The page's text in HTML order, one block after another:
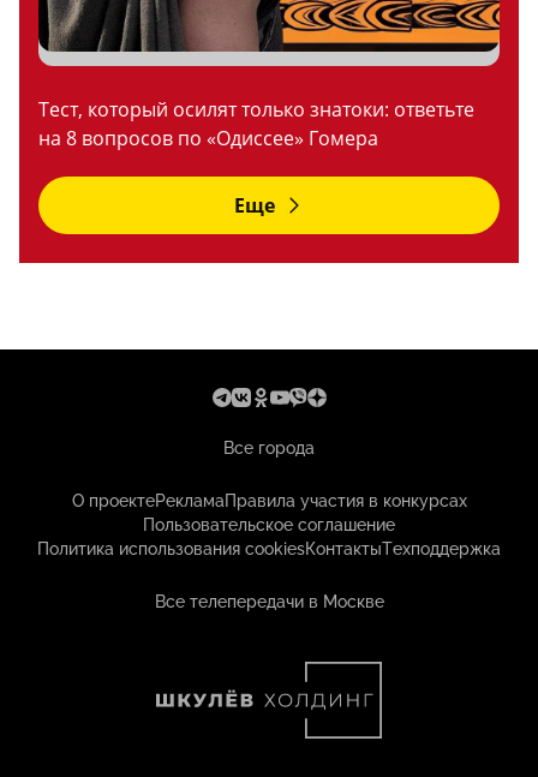
Тест, который осилят только знатоки: ответьте
на 8 вопросов по «Одиссее» Гомера
Еще
Все города
О проектеРекламаПравила участия в конкурсах
Пользовательское соглашение
Политика использования cookiesКонтактыТехподдержка
Все телепередачи в Москве